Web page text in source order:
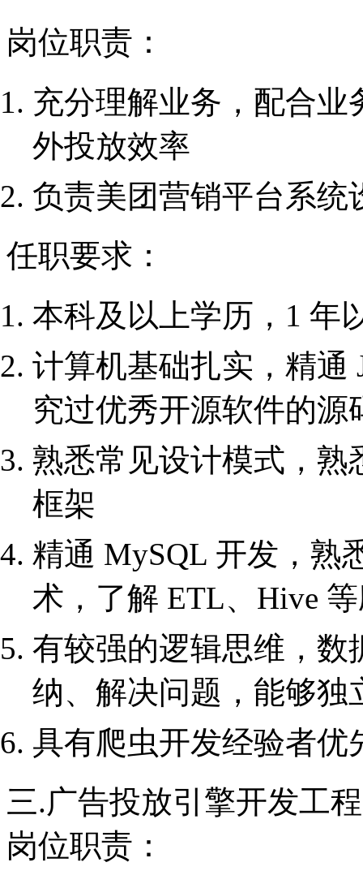
岗位职责：
充分理解业务，配合
外投放效率
负责美团营销平台系统
任职要求：
本科及以上学历，1 年
计算机基础扎实，精通
究过优秀开源软件的源
熟悉常见设计模式，熟
框架
精通 MySQL 开发，熟
术，了解 ETL、Hive
有较强的逻辑思维，数
纳、解决问题，能够独
具有爬虫开发经验者优
三.广告投放引擎开发工
岗位职责：